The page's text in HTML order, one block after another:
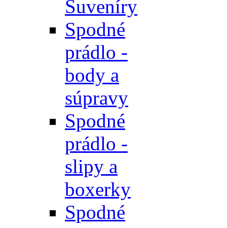
Suveníry
Spodné
prádlo -
body a
súpravy
Spodné
prádlo -
slipy a
boxerky
Spodné